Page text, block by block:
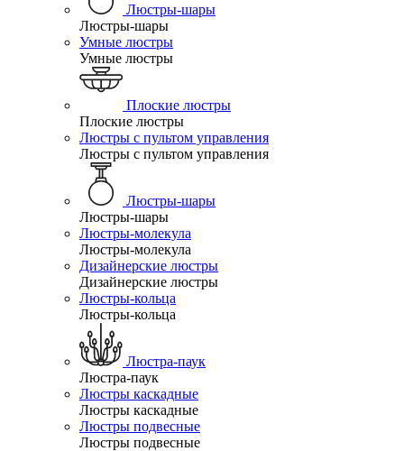
Люстры-шары
Люстры-шары
Умные люстры
Умные люстры
Плоские люстры
Плоские люстры
Люстры с пультом управления
Люстры с пультом управления
Люстры-шары
Люстры-шары
Люстры-молекула
Люстры-молекула
Дизайнерские люстры
Дизайнерские люстры
Люстры-кольца
Люстры-кольца
Люстра-паук
Люстра-паук
Люстры каскадные
Люстры каскадные
Люстры подвесные
Люстры подвесные